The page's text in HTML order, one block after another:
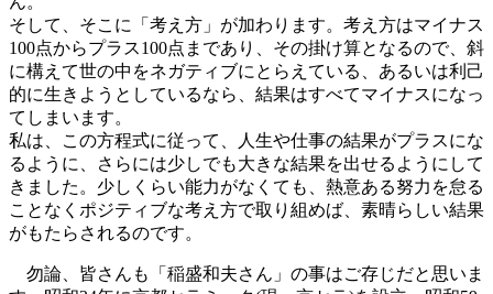
そして、そこに「考え方」が加わります。考え方はマイナス
100点からプラス100点まであり、その掛け算となるので、斜
に構えて世の中をネガティブにとらえている、あるいは利己
的に生きようとしているなら、結果はすべてマイナスになっ
てしまいます。
私は、この方程式に従って、人生や仕事の結果がプラスにな
るように、さらには少しでも大きな結果を出せるようにして
きました。少しくらい能力がなくても、熱意ある努力を怠る
ことなくポジティブな考え方で取り組めば、素晴らしい結果
がもたらされるのです。
勿論、皆さんも「稲盛和夫さん」の事はご存じだと思いま